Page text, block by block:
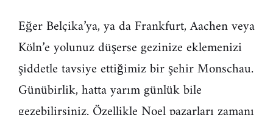
Eğer Belçika’ya, ya da Frankfurt, Aachen veya
Köln’e yolunuz düşerse gezinize eklemenizi
şiddetle tavsiye ettiğimiz bir şehir Monschau.
Günübirlik, hatta yarım günlük bile